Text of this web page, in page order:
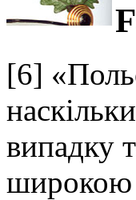
[6]
випадку
широкою